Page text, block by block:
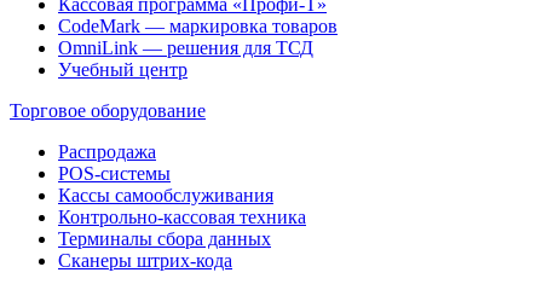
Кассовая программа «Профи-Т»
CodeMark — маркировка товаров
OmniLink — решения для ТСД
Учебный центр
Торговое оборудование
Распродажа
POS-системы
Кассы самообслуживания
Контрольно-кассовая техника
Терминалы сбора данных
Сканеры штрих-кода